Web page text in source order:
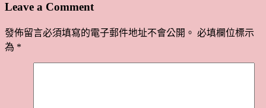
Leave a Comment
發佈留言必須填寫的電子郵件地址不會公開。 必填欄位標示
為 *